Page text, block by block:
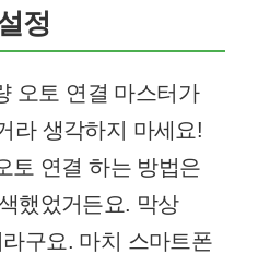
정
오토 연결 마스터가
라 생각하지 마세요!
토 연결 하는 방법은
했었거든요. 막상
구요. 마치 스마트폰